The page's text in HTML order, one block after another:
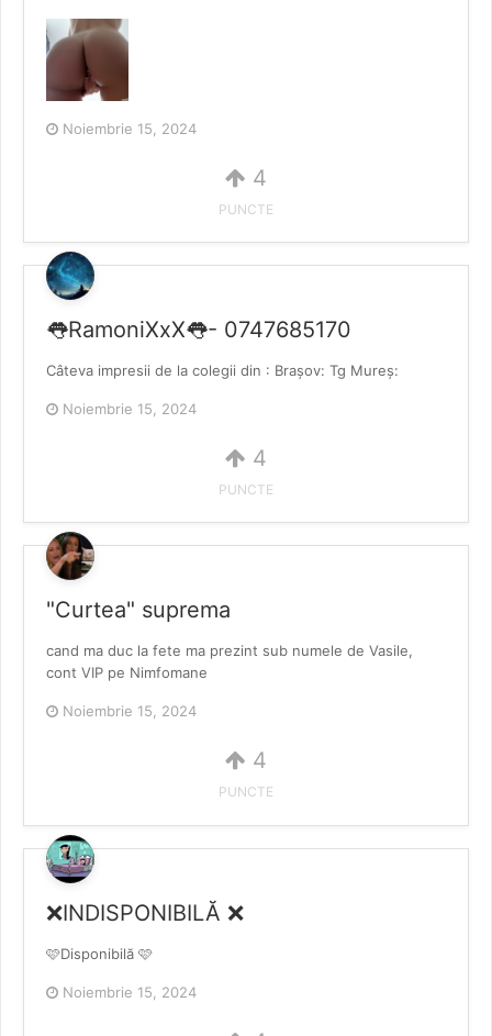
Noiembrie 15, 2024
4
PUNCTE
👅RamoniXxX👅- 0747685170
Câteva impresii de la colegii din : Brașov: Tg Mureș:
Noiembrie 15, 2024
4
PUNCTE
"Curtea" suprema
cand ma duc la fete ma prezint sub numele de Vasile,
cont VIP pe Nimfomane
Noiembrie 15, 2024
4
PUNCTE
❌INDISPONIBILĂ ❌
🩷Disponibilă 🩷
Noiembrie 15, 2024